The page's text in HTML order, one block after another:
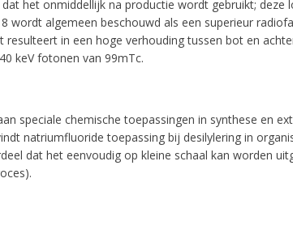
het onmiddellijk na productie wordt gebruikt;
wordt algemeen beschouwd als een superieur
resulteert in een hoge verhouding tussen bot en
keV fotonen van 99mTc.
speciale chemische toepassingen in synthese en
natriumfluoride toepassing bij desilylering in
dat het eenvoudig op kleine schaal kan worden
Your discount is valid with